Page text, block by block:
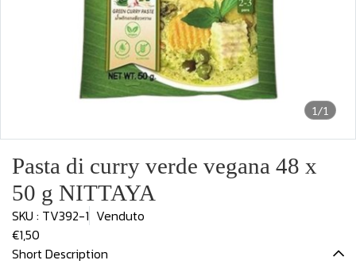
1/1
Pasta di curry verde vegana 48 x
50 g NITTAYA
SKU : TV392-1 Venduto
€1,50
Short Description